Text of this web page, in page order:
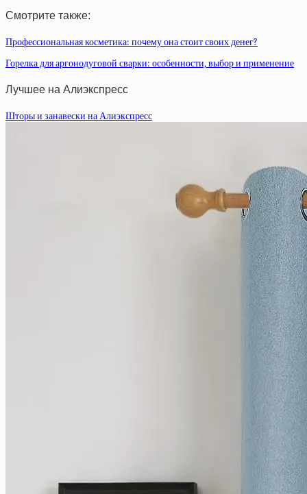
Смотрите также:
Профессиональная косметика: почему она стоит своих денег?
Горелка для аргонодуговой сварки: особенности, выбор и применение
Лучшее на Алиэкспресс
Шторы и занавески на Алиэкспресс